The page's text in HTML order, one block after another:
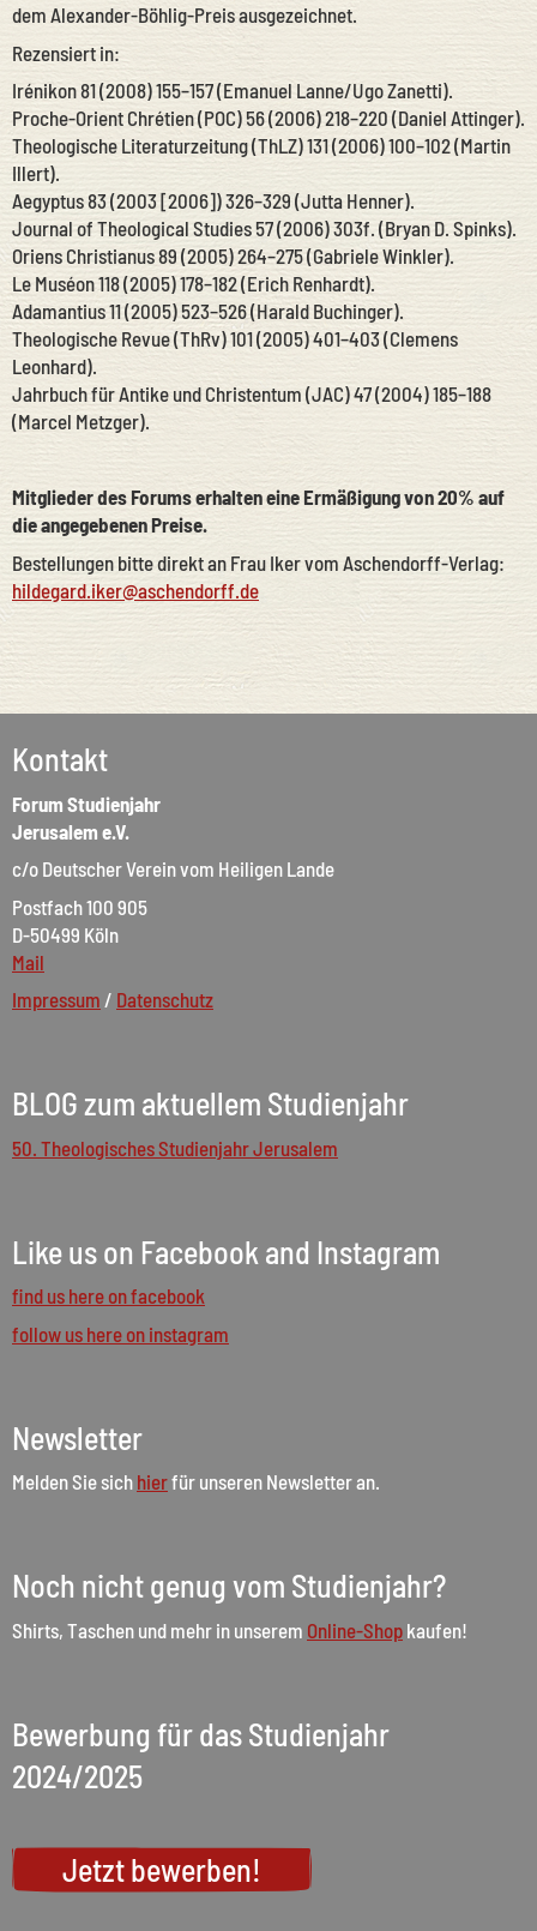
dem Alexander-Böhlig-Preis ausgezeichnet.
Rezensiert in:
Irénikon 81 (2008) 155–157 (Emanuel Lanne/Ugo Zanetti).
Proche-Orient Chrétien (POC) 56 (2006) 218–220 (Daniel Attinger).
Theologische Literaturzeitung (ThLZ) 131 (2006) 100–102 (Martin
Illert).
Aegyptus 83 (2003 [2006]) 326–329 (Jutta Henner).
Journal of Theological Studies 57 (2006) 303f. (Bryan D. Spinks).
Oriens Christianus 89 (2005) 264–275 (Gabriele Winkler).
Le Muséon 118 (2005) 178–182 (Erich Renhardt).
Adamantius 11 (2005) 523–526 (Harald Buchinger).
Theologische Revue (ThRv) 101 (2005) 401–403 (Clemens
Leonhard).
Jahrbuch für Antike und Christentum (JAC) 47 (2004) 185–188
(Marcel Metzger).
Mitglieder des Forums erhalten eine Ermäßigung von 20% auf
die angegebenen Preise.
Bestellungen bitte direkt an Frau Iker vom Aschendorff-Verlag:
hildegard.iker@aschendorff.de
Kontakt
Forum Studienjahr
Jerusalem e.V.
c/o Deutscher Verein vom Heiligen Lande
Postfach 100 905
D-50499 Köln
Mail
Impressum / Datenschutz
BLOG zum aktuellem Studienjahr
50. Theologisches Studienjahr Jerusalem
Like us on Facebook and Instagram
find us here on facebook
follow us here on instagram
Newsletter
Melden Sie sich hierfür unseren Newsletter an.
Noch nicht genug vom Studienjahr?
Shirts, Taschen und mehr in unserem Online-Shop kaufen!
Bewerbung für das Studienjahr
2024/2025
Jetzt bewerben!